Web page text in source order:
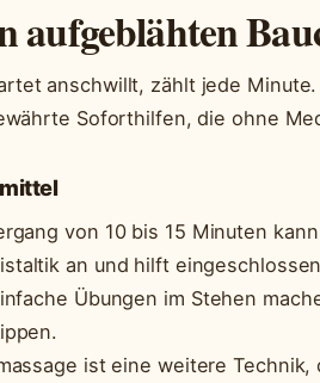
aufgeblähten
anschwillt, zählt jede
Soforthilfen, die ohne
von 10 bis 15 Minuten
an und hilft
Übungen im Stehen
ist eine weitere